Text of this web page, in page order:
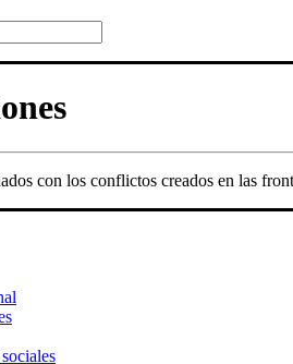
con los conflictos creados en las